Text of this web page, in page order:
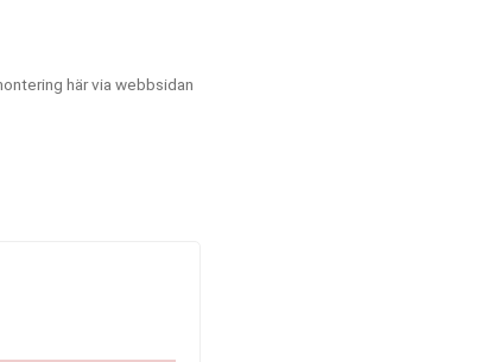
här via webbsidan